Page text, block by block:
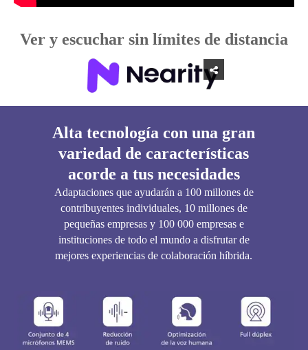
Ver y escuchar sin límites de distancia
Alta tecnología con una gran
variedad de características
acorde a tus necesidades
Adaptaciones que ayudarán a 100 millones de
contribuyentes individuales, 10 millones de
pequeñas empresas y 100 000 empresas e
instituciones de todo el mundo a disfrutar de
mejores experiencias de colaboración híbrida.